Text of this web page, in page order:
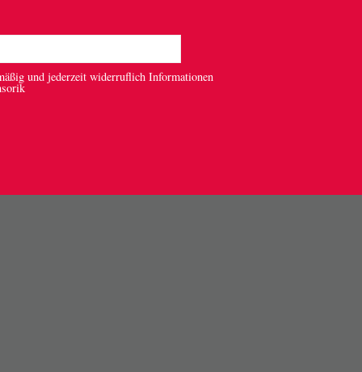
und jederzeit widerruflich Informationen